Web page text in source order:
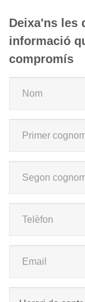
Deixa'ns les
informació
compromís